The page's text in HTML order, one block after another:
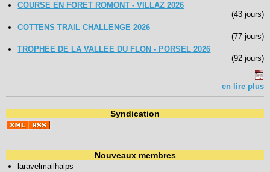
COURSE EN FORET ROMONT - VILLAZ 2026
(43 jours)
COTTENS TRAIL CHALLENGE 2026
(77 jours)
TROPHEE DE LA VALLEE DU FLON - PORSEL 2026
(92 jours)
en lire plus
Syndication
Nouveaux membres
laravelmailhaips